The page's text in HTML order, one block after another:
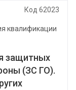
Код 62023
квалификации
защитных
(ЗС ГО).